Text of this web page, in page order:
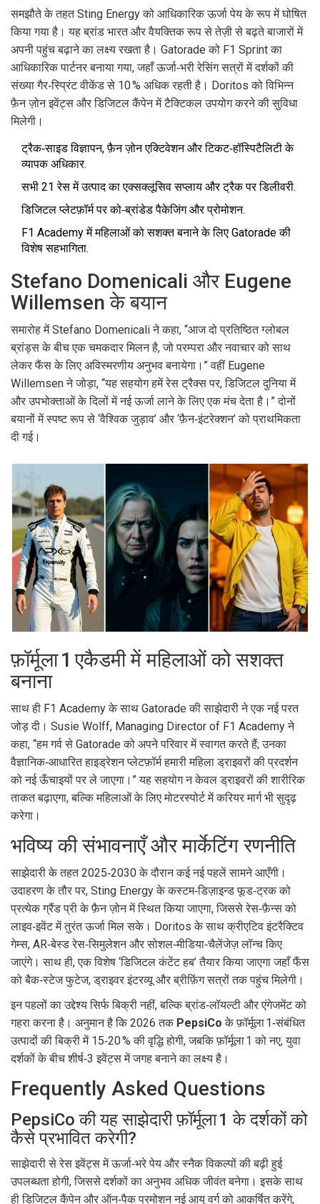
समझौते के तहतSting Energyको आधिकारिक ऊर्जा पेय के रूप में घोषित
किया गया है। यह ब्रांड भारत और वैयक्तिक रूप से तेज़ी से बढ़ते बाजारों में
अपनी पहुंच बढ़ाने का लक्ष्य रखता है। Gatorade को F1 Sprint का
आधिकारिक पार्टनर बनाया गया, जहाँ ऊर्जा‑भरी रेसिंग सत्रों में दर्शकों की
संख्या गैर‑स्प्रिंट वीकेंड से 10 % अधिक रहती है। Doritos को विभिन्न
फ़ैन ज़ोन इवेंट्स और डिजिटल कैंपेन में टैक्टिकल उपयोग करने की सुविधा
मिलेगी।
ट्रैक‑साइड विज्ञापन, फ़ैन ज़ोन एक्टिवेशन और टिकट‑हॉस्पिटैलिटी के
व्यापक अधिकार.
सभी 21 रेस में उत्पाद का एक्सक्लूसिव सप्लाय और ट्रैक पर डिलीवरी.
डिजिटल प्लेटफ़ॉर्म पर को‑ब्रांडेड पैकेजिंग और प्रोमोशन.
F1 Academy में महिलाओं को सशक्त बनाने के लिए Gatorade की
विशेष सहभागिता.
Stefano Domenicali और Eugene
Willemsen के बयान
समारोह मेंStefano Domenicaliने कहा, “आज दो प्रतिष्ठित ग्लोबल
ब्रांड्स के बीच एक चमकदार मिलन है, जो परम्परा और नवाचार को साथ
लेकर फैंस के लिए अविस्मरणीय अनुभव बनायेगा।” वहीं Eugene
Willemsenने जोड़ा, “यह सहयोग हमें रेस ट्रैक्स पर, डिजिटल दुनिया में
और उपभोक्ताओं के दिलों में नई ऊर्जा लाने के लिए एक मंच देता है।” दोनों
बयानों में स्पष्ट रूप से ‘वैश्विक जुड़ाव’ और ‘फ़ैन‑इंटरेक्शन’ को प्राथमिकता
दी गई।
फ़ॉर्मूला 1 एकैडमी में महिलाओं को सशक्त
बनाना
साथ ही F1 Academyके साथ Gatorade की साझेदारी ने एक नई परत
जोड़ दी। Susie Wolff, Managing Director of F1 Academyने
कहा, “हम गर्व से Gatorade को अपने परिवार में स्वागत करते हैं; उनका
वैज्ञानिक‑आधारित हाइड्रेशन प्लेटफ़ॉर्म हमारी महिला ड्राइवरों की प्रदर्शन
को नई ऊँचाइयों पर ले जाएगा।” यह सहयोग न केवल ड्राइवरों की शारीरिक
ताकत बढ़ाएगा, बल्कि महिलाओं के लिए मोटरस्पोर्ट में करियर मार्ग भी सुदृढ़
करेगा।
भविष्य की संभावनाएँ और मार्केटिंग रणनीति
साझेदारी के तहत 2025‑2030 के दौरान कई नई पहलें सामने आएँगी।
उदाहरण के तौर पर, Sting Energyके कस्टम‑डिज़ाइन्ड फूड‑ट्रक को
प्रत्येक ग्रैंड प्री के फ़ैन ज़ोन में स्थित किया जाएगा, जिससे रेस‑फ़ैन्स को
लाइव‑इवेंट में तुरंत ऊर्जा मिल सके। Doritos के साथ क्रीएटिव इंटरैक्टिव
गेम्स, AR‑बेस्ड रेस‑सिमुलेशन और सोशल‑मीडिया‑चैलेंजेज़ लॉन्च किए
जाएंगे। साथ ही, एक विशेष ‘डिजिटल कंटेंट हब’ तैयार किया जाएगा जहाँ फैंस
को बैक‑स्टेज फुटेज, ड्राइवर इंटरव्यू और ब्रीफ़िंग सत्रों तक पहुंच मिलेगी।
इन पहलों का उद्देश्य सिर्फ बिक्री नहीं, बल्कि ब्रांड‑लॉयल्टी और एंगेजमेंट को
गहरा करना है। अनुमान है कि 2026 तक PepsiCo के फ़ॉर्मूला 1‑संबंधित
उत्पादों की बिक्री में 15‑20 % की वृद्धि होगी, जबकि फ़ॉर्मूला 1 को नए, युवा
दर्शकों के बीच शीर्ष‑3 इवेंट्स में जगह बनाने का लक्ष्य है।
Frequently Asked Questions
PepsiCo की यह साझेदारी फ़ॉर्मूला 1 के दर्शकों को
कैसे प्रभावित करेगी?
साझेदारी से रेस इवेंट्स में ऊर्जा‑भरे पेय और स्नैक विकल्पों की बढ़ी हुई
उपलब्धता होगी, जिससे दर्शकों का अनुभव अधिक जीवंत बनेगा। इसके साथ
ही डिजिटल कैंपेन और ऑन‑पैक प्रमोशन नई आयु वर्ग को आकर्षित करेंगे,